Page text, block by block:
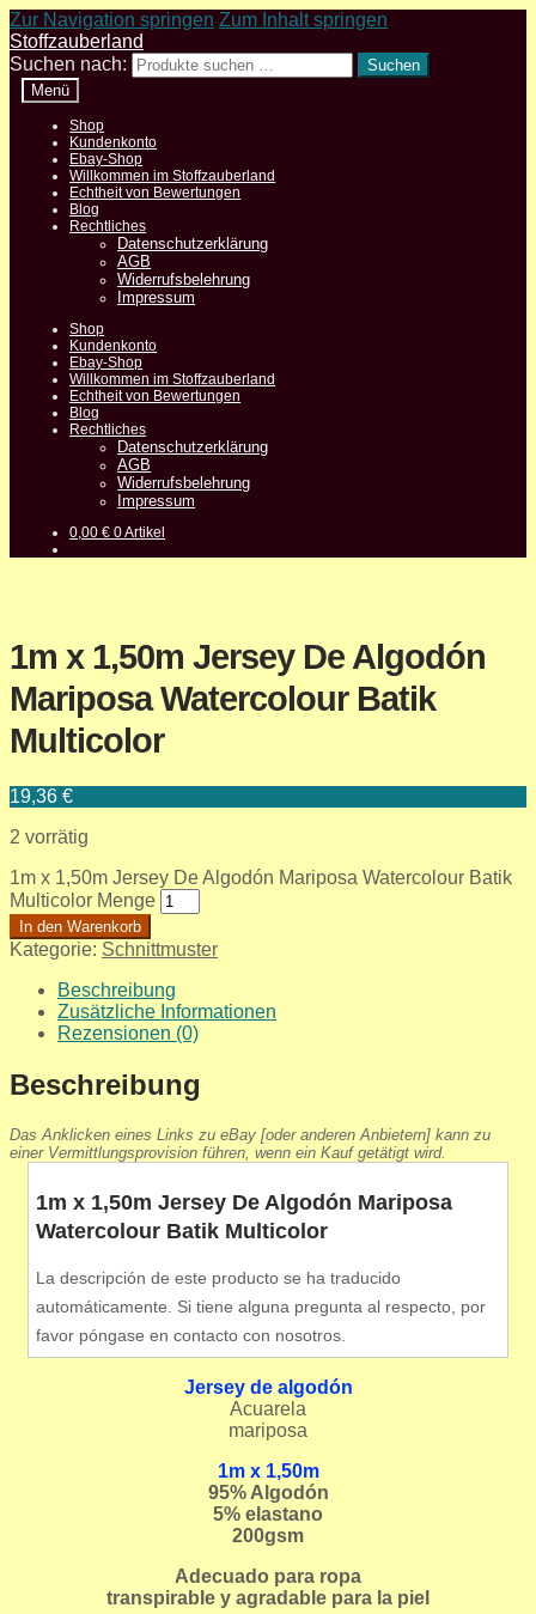
Zur Navigation springen Zum Inhalt springen
Stoffzauberland
Suchen nach:
Suchen
Menü
Shop
Kundenkonto
Ebay-Shop
Willkommen im Stoffzauberland
Echtheit von Bewertungen
Blog
Rechtliches
Datenschutzerklärung
AGB
Widerrufsbelehrung
Impressum
Shop
Kundenkonto
Ebay-Shop
Willkommen im Stoffzauberland
Echtheit von Bewertungen
Blog
Rechtliches
Datenschutzerklärung
AGB
Widerrufsbelehrung
Impressum
0,00€ 0 Artikel
1m x 1,50m Jersey De Algodón
Mariposa Watercolour Batik
Multicolor
19,36 €
2 vorrätig
1m x 1,50m Jersey De Algodón Mariposa Watercolour Batik
Multicolor Menge
In den Warenkorb
Kategorie: Schnittmuster
Beschreibung
Zusätzliche Informationen
Rezensionen (0)
Beschreibung
Das Anklicken eines Links zu eBay [oder anderen Anbietern] kann zu
einer Vermittlungsprovision führen, wenn ein Kauf getätigt wird.
1m x 1,50m Jersey De Algodón Mariposa
Watercolour Batik Multicolor
La descripción de este producto se ha traducido
automáticamente. Si tiene alguna pregunta al respecto, por
favor póngase en contacto con nosotros.
Jersey de algodón
Acuarela
mariposa
1m x 1,50m
95% Algodón
5% elastano
200gsm
Adecuado para ropa
transpirable y agradable para la piel